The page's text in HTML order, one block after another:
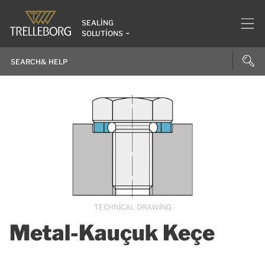
SEALING
SOLUTIONS
Metal-Kauçuk Keçe
TECHNICAL DRAWING